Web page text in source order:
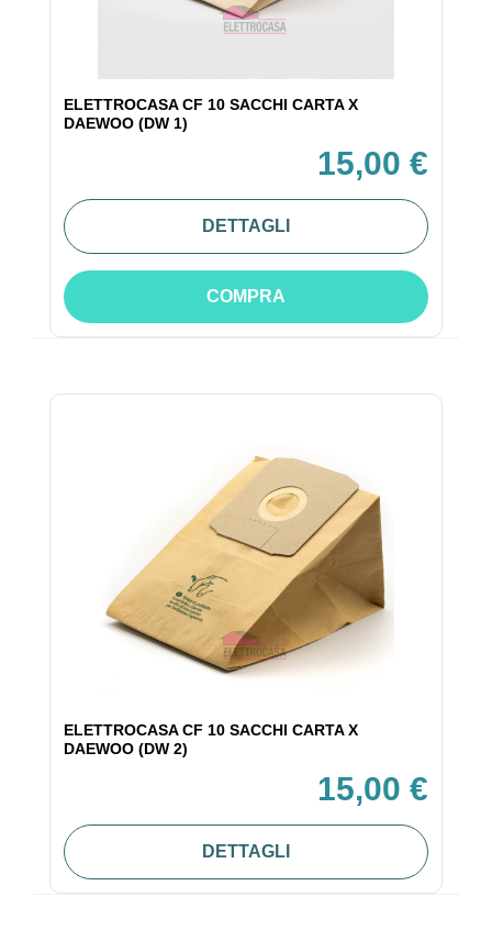
ELETTROCASA CF 10 SACCHI CARTA X
DAEWOO (DW 1)
15,00 €
DETTAGLI
COMPRA
ELETTROCASA CF 10 SACCHI CARTA X
DAEWOO (DW 2)
15,00 €
DETTAGLI